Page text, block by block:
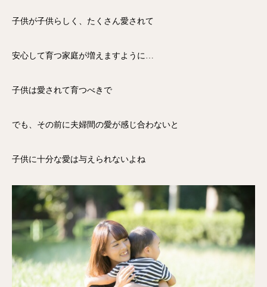
子供が子供らしく、たくさん愛されて
安心して育つ家庭が増えますように…
子供は愛されて育つべきで
でも、その前に夫婦間の愛が感じ合わないと
子供に十分な愛は与えられないよね